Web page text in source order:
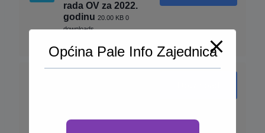
rada OV za 2022.
godinu 20.00 KB 0
downloads
downloads
Općina Pale Info Zajednica